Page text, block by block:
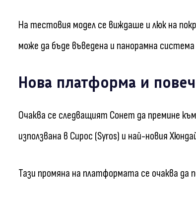
На тестовия модел се виждаше и люк на
може да бъде въведена и панорамна
Нова платформа и
Очаква се следващият Сонет да премине
използвана в Сирос (Syros) и най-новия
Тази промяна на платформата се очаква да